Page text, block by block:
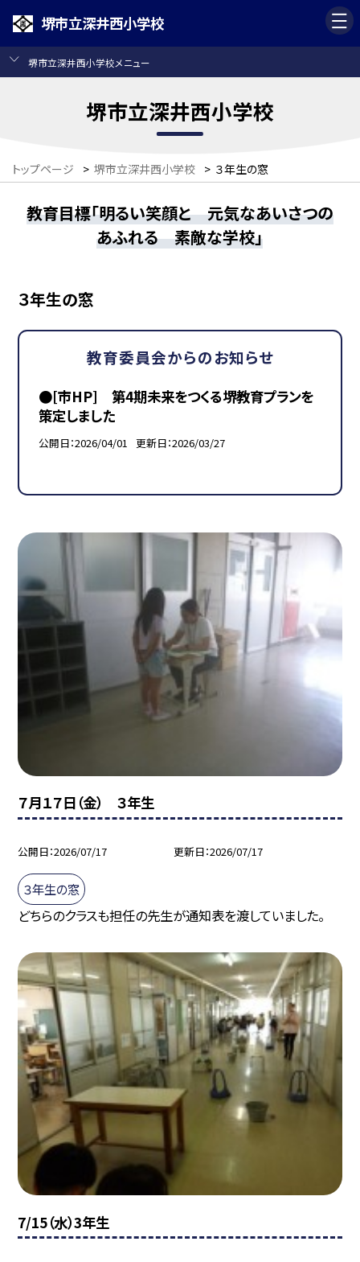
堺市立深井西小学校
堺市立深井西小学校メニュー
堺市立深井西小学校
トップページ > 堺市立深井西小学校 > ３年生の窓
教育目標「明るい笑顔と 元気なあいさつの
あふれる 素敵な学校」
３年生の窓
教育委員会からのお知らせ
●[市HP] 第4期未来をつくる堺教育プランを
策定しました
公開日 2026/04/01 更新日 2026/03/27
７月１７日（金） ３年生
公開日 2026/07/17 更新日 2026/07/17
３年生の窓
どちらのクラスも担任の先生が通知表を渡していました。
7/15（水）3年生